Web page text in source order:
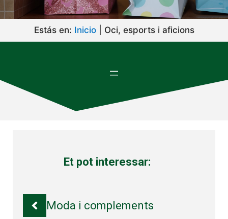
Estás en: Inicio| Oci, esports i aficions
Et pot interessar:
Moda i complements